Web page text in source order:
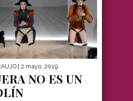
| 2 mayo, 2019
NO ES UN